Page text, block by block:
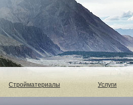
Стройматериалы Услуги